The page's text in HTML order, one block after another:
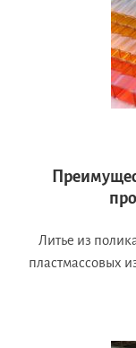
Литье из
пластмассовых